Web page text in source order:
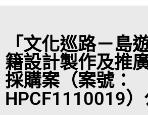
「文化巡路－島
籍設計製作及推
採購案（案號：
HPCF1110019